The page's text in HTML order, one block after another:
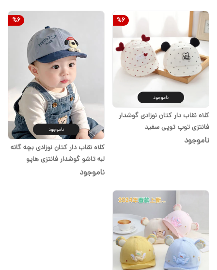
%6
ناموجود
کلاه نقاب دار کتان نوزادی گوشدار
فانتزی توپ توپی سفید
ناموجود
%6
ناموجود
کلاه نقاب دار کتان نوزادی بچه گانه
لبه تاشو گوشدار فانتزی هاپو
ناموجود